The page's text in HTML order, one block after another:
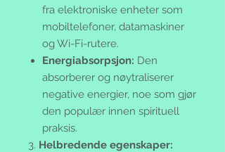
fra elektroniske enheter som
mobiltelefoner, datamaskiner
og Wi-Fi-rutere.
Energiabsorpsjon: Den
absorberer og nøytraliserer
negative energier, noe som gjør
den populær innen spirituell
praksis.
3. Helbredende egenskaper: